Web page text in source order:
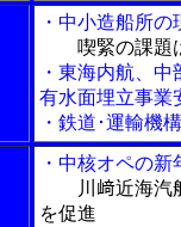
・中小造船所
喫緊の課題
・東海内航、
有水面埋立事業
・鉄道･運輸機
・中核オペの
川﨑近海
を促進